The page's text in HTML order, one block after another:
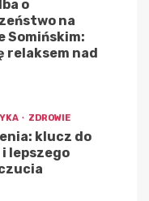
o
na
Somińskim:
relaksem nad
ZDROWIE
klucz do
lepszego